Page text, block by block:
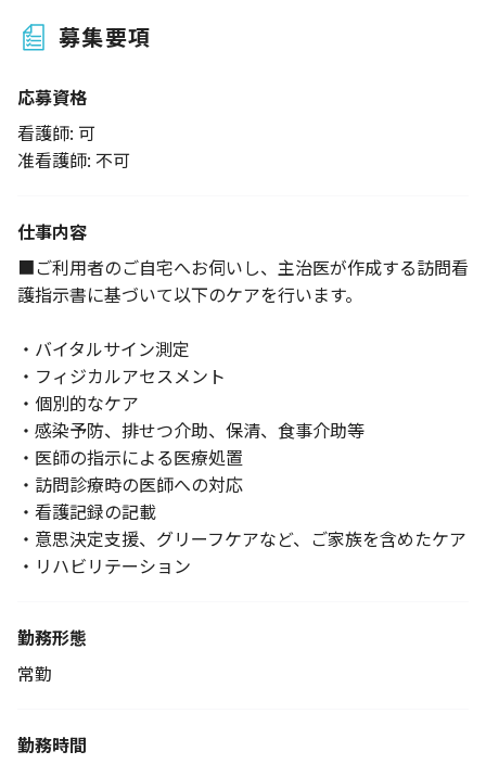
募集要項
応募資格
看護師: 可
准看護師: 不可
仕事内容
■ご利用者のご自宅へお伺いし、主治医が作成する訪問看
護指示書に基づいて以下のケアを行います。
・バイタルサイン測定
・フィジカルアセスメント
・個別的なケア
・感染予防、排せつ介助、保清、食事介助等
・医師の指示による医療処置
・訪問診療時の医師への対応
・看護記録の記載
・意思決定支援、グリーフケアなど、ご家族を含めたケア
・リハビリテーション
勤務形態
常勤
勤務時間